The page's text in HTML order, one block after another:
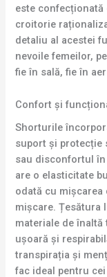
este
croitorie
detaliu al acestei
nevoile femeilor,
fie în sală, fie în
Confort și
Shorturile
suport și protecție
sau disconfortul
are o elasticitate
odată cu
mișcare. Țesătura
materiale de
ușoară și
transpirația și
fac ideal pentru